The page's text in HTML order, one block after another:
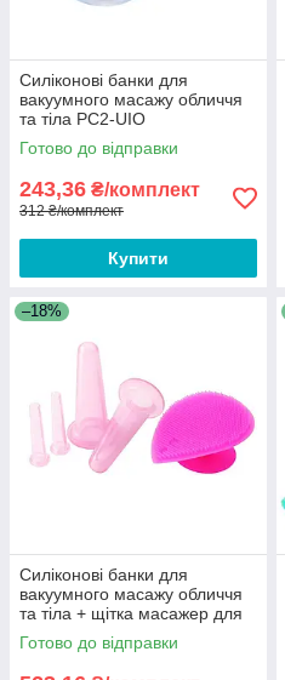
Силіконові банки для
вакуумного масажу обличчя
та тіла PC2-UIO
Готово до відправки
243,36 ₴/комплект
312 ₴/комплект
Купити
–18%
Силіконові банки для
вакуумного масажу обличчя
та тіла + щітка масажер для
вмивання Silicone Banks PC5-
VQP
Готово до відправки